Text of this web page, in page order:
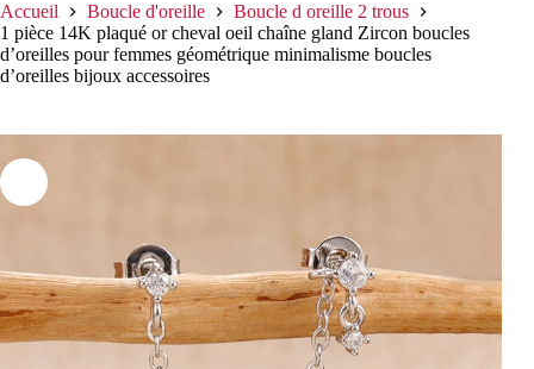
Accueil Boucle d'oreille
Boucle d oreille 2 trous
1 pièce 14K plaqué or cheval oeil chaîne gland Zircon boucles
d’oreilles pour femmes géométrique minimalisme boucles
d’oreilles bijoux accessoires